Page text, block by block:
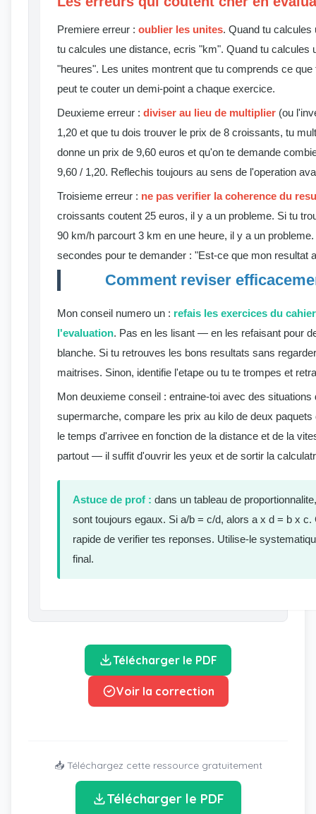
Premiere erreur : oublier les unites. Quand tu
tu calcules une distance, ecris "km". Quand tu calcules
"heures". Les unites montrent que tu comprends ce
peut te couter un demi-point a chaque exercice.
Deuxieme erreur : diviser au lieu de multiplier (ou
1,20 et que tu dois trouver le prix de 8 croissants, tu
donne un prix de 9,60 euros et qu'on te demande
9,60 / 1,20. Reflechis toujours au sens de l'operation
Troisieme erreur : ne pas verifier la coherence du
croissants coutent 25 euros, il y a un probleme. Si tu
90 km/h parcourt 3 km en une heure, il y a un
secondes pour te demander : "Est-ce que mon resultat
Comment reviser
Mon conseil numero un : refais les exercices du
l'evaluation. Pas en les lisant — en les refaisant pour
blanche. Si tu retrouves les bons resultats sans
maitrises. Sinon, identifie l'etape ou tu te trompes et
Mon deuxieme conseil : entraine-toi avec des situations
supermarche, compare les prix au kilo de deux
le temps d'arrivee en fonction de la distance et de la
partout — il suffit d'ouvrir les yeux et de sortir la
Astuce de prof : dans un tableau de
sont toujours egaux. Si a/b = c/d, alors a x d = b x
rapide de verifier tes reponses. Utilise-le
final.
Télécharger le PDF
Voir la correction
📥 Téléchargez cette ressource gratuitement
Télécharger le PDF